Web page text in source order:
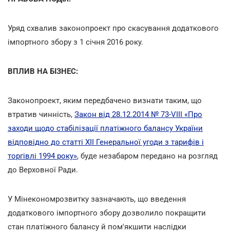
Уряд схвалив законопроект про скасування додаткового
імпортного збору з 1 січня 2016 року.
ВПЛИВ НА БІЗНЕС:
Законопроект, яким передбачено визнати таким, що
втратив чинність, Закон від 28.12.2014 № 73-VIII «Про
заходи щодо стабілізації платіжного балансу України
відповідно до статті XII Генеральної угоди з тарифів і
торгівлі 1994 року», буде незабаром передано на розгляд
до Верховної Ради.
У Мінекономрозвитку зазначають, що введення
додаткового імпортного збору дозволило покращити
стан платіжного балансу й пом'якшити наслідки